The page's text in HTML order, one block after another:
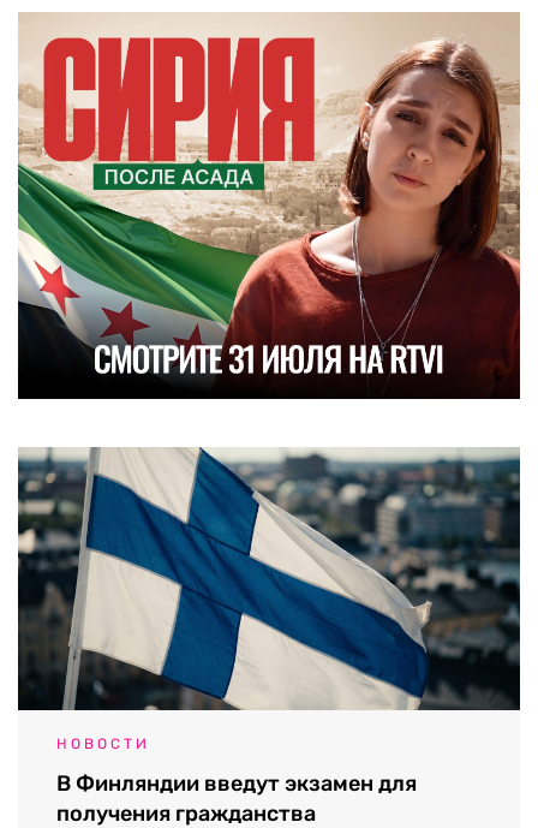
НОВОСТИ
В Финляндии введут экзамен для
получения гражданства